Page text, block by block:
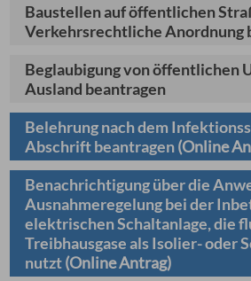
Baustellen auf öffentlichen
Verkehrsrechtliche Anordnung
Beglaubigung von öffentlichen
Ausland beantragen
Belehrung nach dem
Abschrift beantragen(Online
Benachrichtigung über die
Ausnahmeregelung bei der
elektrischen Schaltanlage, die
Treibhausgase als Isolier- oder
nutzt(Online Antrag)